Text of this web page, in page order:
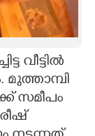
വീട്ടിൽ
സമീപം